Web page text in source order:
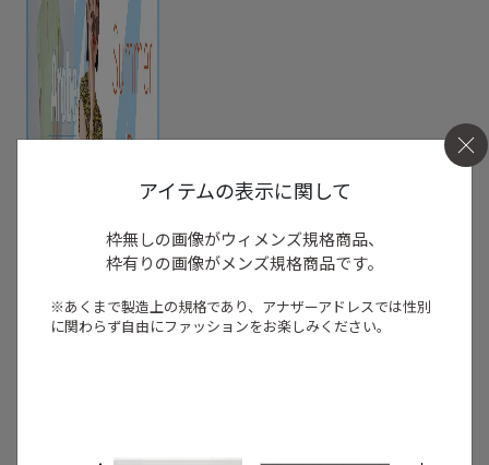
アイテムの表示に関して
枠無しの画像がウィメンズ規格商品、
枠有りの画像がメンズ規格商品です。
※あくまで製造上の規格であり、アナザーアドレスでは性別
に関わらず自由にファッションをお楽しみください。